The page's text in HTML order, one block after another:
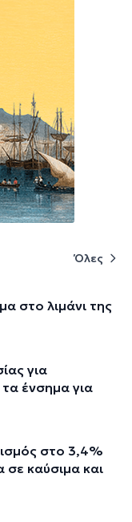
Όλες
στο λιμάνι της
για
ένσημα για
στο 3,4%
σε καύσιμα και